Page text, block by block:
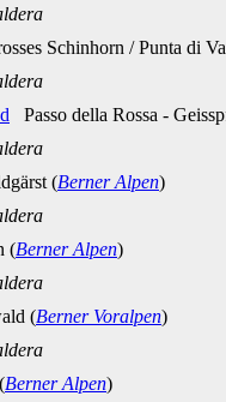
Schinhorn / Punta di
Passo della Rossa -
(Berner Alpen)
(Berner Alpen)
(Berner Voralpen)
Berner Alpen)